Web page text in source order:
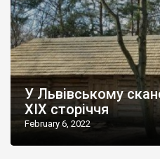
У Львівському
ХІХ сторіччя
February 6, 2022